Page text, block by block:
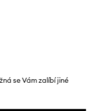
se Vám zalíbí jiné